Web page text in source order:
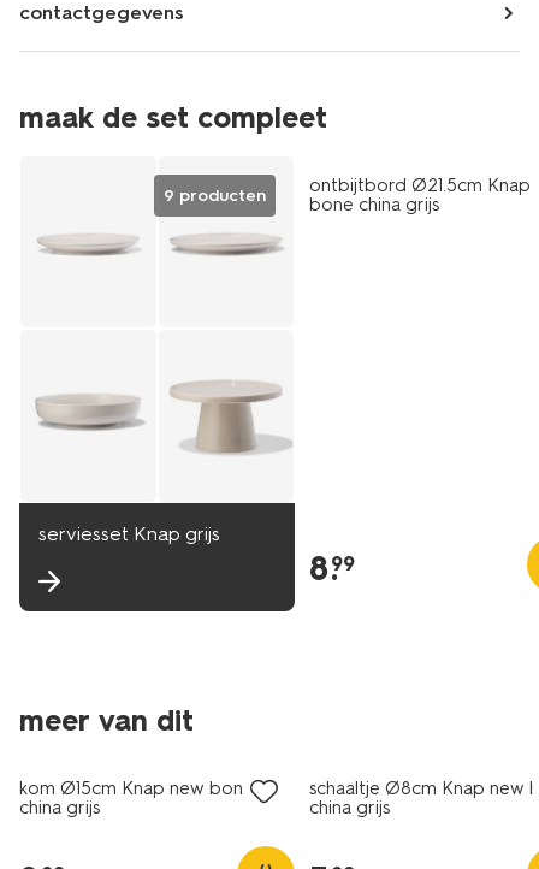
contactgegevens
maak de set compleet
9 producten
serviesset Knap grijs
2+1 gratis
ontbijtbord Ø21.5cm Knap
bone china grijs
8.
99
meer van dit
2+1 gratis
kom Ø15cm Knap new bone
china grijs
schaaltje Ø8cm Knap new
china grijs